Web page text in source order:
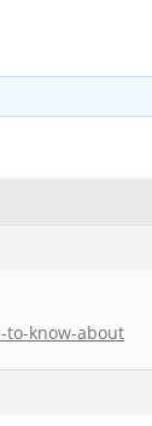
know-about